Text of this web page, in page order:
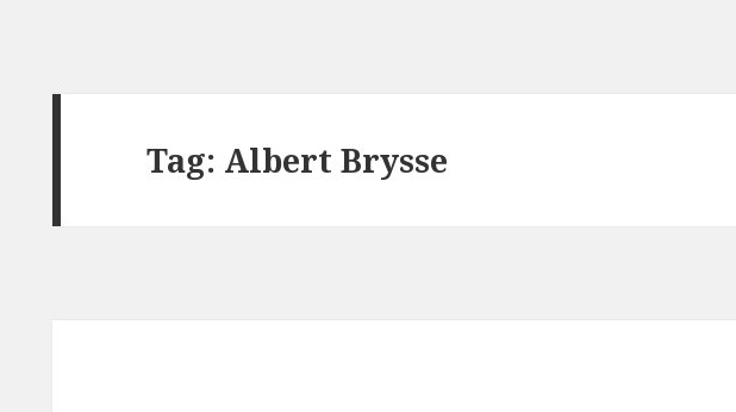
Tag: Albert Brysse